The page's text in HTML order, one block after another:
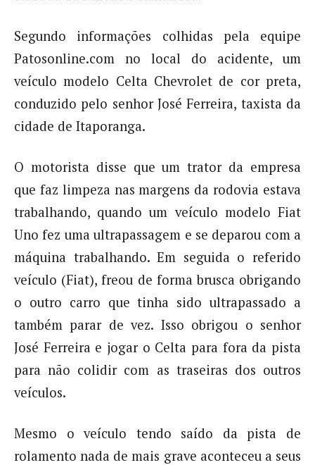
Segundo informações colhidas pela equipe
Patosonline.com no local do acidente, um
veículo modelo Celta Chevrolet de cor preta,
conduzido pelo senhor José Ferreira, taxista da
cidade de Itaporanga.
O motorista disse que um trator da empresa
que faz limpeza nas margens da rodovia estava
trabalhando, quando um veículo modelo Fiat
Uno fez uma ultrapassagem e se deparou com a
máquina trabalhando. Em seguida o referido
veículo (Fiat), freou de forma brusca obrigando
o outro carro que tinha sido ultrapassado a
também parar de vez. Isso obrigou o senhor
José Ferreira e jogar o Celta para fora da pista
para não colidir com as traseiras dos outros
veículos.
Mesmo o veículo tendo saído da pista de
rolamento nada de mais grave aconteceu a seus